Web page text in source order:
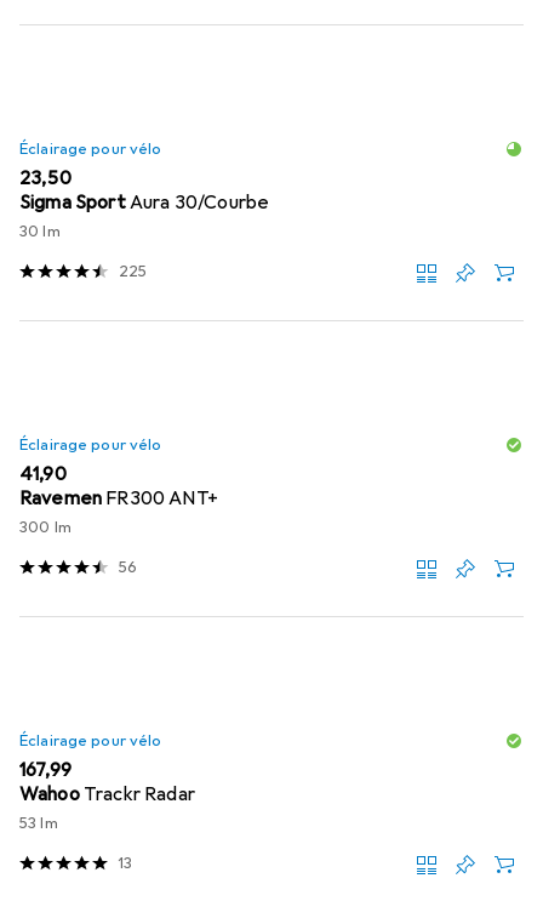
Éclairage pour vélo
EUR
23,50
Sigma SportAura 30/Courbe
30 lm
225
Éclairage pour vélo
EUR
41,90
Ravemen FR300 ANT+
300 lm
56
Éclairage pour vélo
EUR
167,99
Wahoo Trackr Radar
53 lm
13